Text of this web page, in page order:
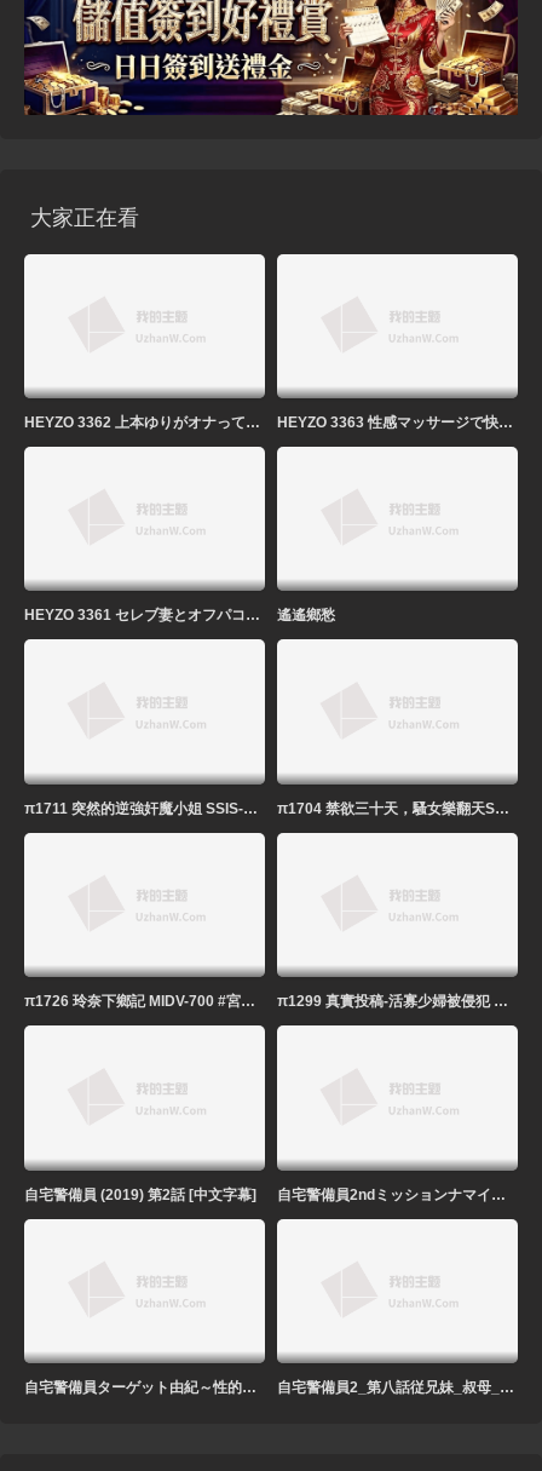
大家正在看
HEYZO 3362 上本ゆりがオナってくれました！ – 上本ゆり HEYZO 3363 性感マッサージで快感！～西條沙羅の場合～ – 西條沙羅
HEYZO 3361 セレブ妻とオフパコ！ – セレブ妻Ｚさん 遙遙鄉愁
π1711 突然的逆強奸魔小姐 SSIS-107 #夕美紫苑 π1704 禁欲三十天，騷女樂翻天SONE-128 #黑島玲衣
π1726 玲奈下鄉記 MIDV-700 #宮下玲奈 π1299 真實投稿-活寡少婦被侵犯 NSFS-160
自宅警備員 (2019) 第2話 [中文字幕] 自宅警備員2ndミッションナマイキ美乳次女_由紀 2D動漫 中文字幕
自宅警備員ターゲット由紀～性的指導！_生意気なアイツを懲らしめろ 2D動漫 中文字幕 自宅警備員2_第八話従兄妹_叔母_メイド～灰原家の血族 2D動漫 中文字幕